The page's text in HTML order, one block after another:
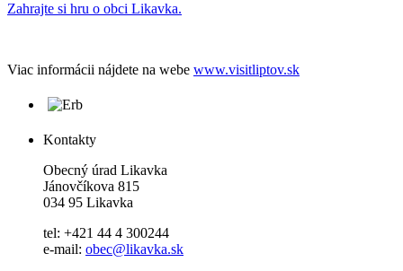
Zahrajte si hru o obci Likavka.
Viac informácii nájdete na webe www.visitliptov.sk
Kontakty
Obecný úrad Likavka
Jánovčíkova 815
034 95 Likavka
tel: +421 44 4 300244
e-mail: obec@likavka.sk